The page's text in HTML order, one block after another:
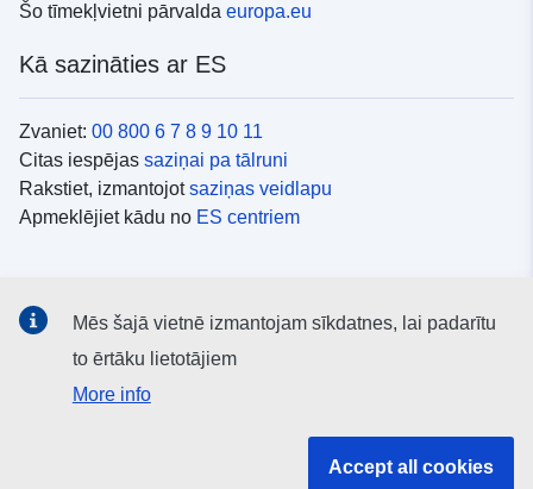
Šo tīmekļvietni pārvalda europa.eu
Kā sazināties ar ES
Zvaniet: 00 800 6 7 8 9 10 11
Citas iespējas saziņai pa tālruni
Rakstiet, izmantojotsaziņas veidlapu
Apmeklējiet kādu no ES centriem
ES kontisociālajos medijos
Mēs šajā vietnē izmantojam sīkdatnes, lai padarītu
to ērtāku lietotājiem
More info
Accept all cookies